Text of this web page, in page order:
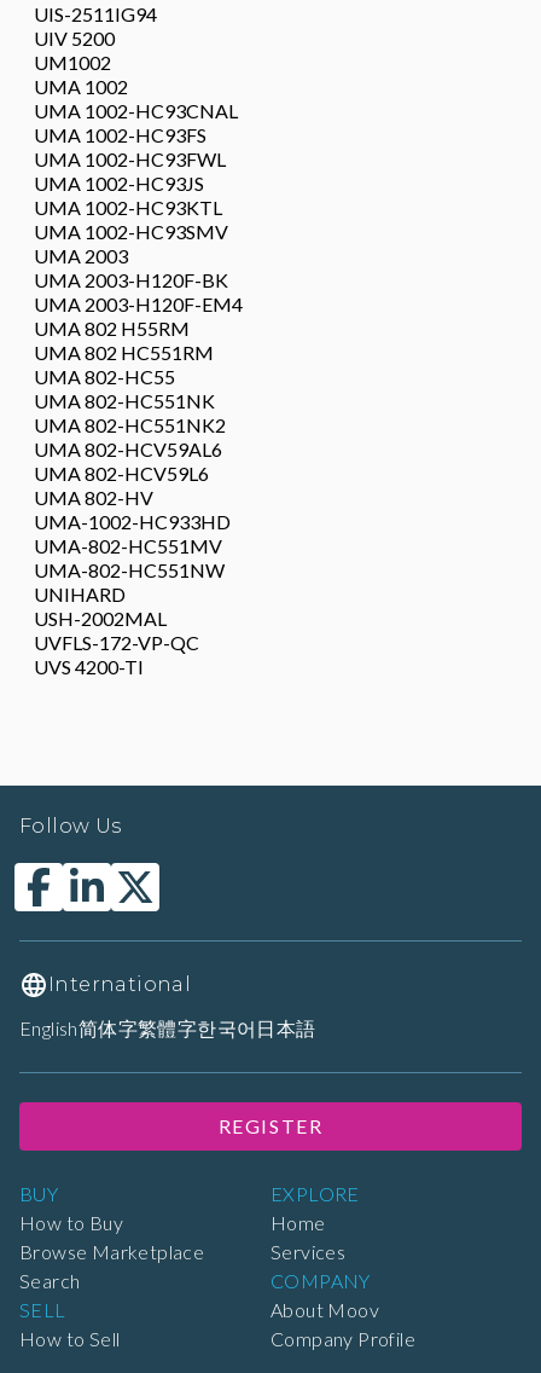
UIS-2511IG94
UIV 5200
UM1002
UMA 1002
UMA 1002-HC93CNAL
UMA 1002-HC93FS
UMA 1002-HC93FWL
UMA 1002-HC93JS
UMA 1002-HC93KTL
UMA 1002-HC93SMV
UMA 2003
UMA 2003-H120F-BK
UMA 2003-H120F-EM4
UMA 802 H55RM
UMA 802 HC551RM
UMA 802-HC55
UMA 802-HC551NK
UMA 802-HC551NK2
UMA 802-HCV59AL6
UMA 802-HCV59L6
UMA 802-HV
UMA-1002-HC933HD
UMA-802-HC551MV
UMA-802-HC551NW
UNIHARD
USH-2002MAL
UVFLS-172-VP-QC
UVS 4200-TI
BUY
How to Buy
Browse Marketplace
Search
SELL
How to Sell
EXPLORE
Home
Services
COMPANY
About Moov
Company Profile
Follow Us
International
English简体字繁體字한국어 日本語
REGISTER